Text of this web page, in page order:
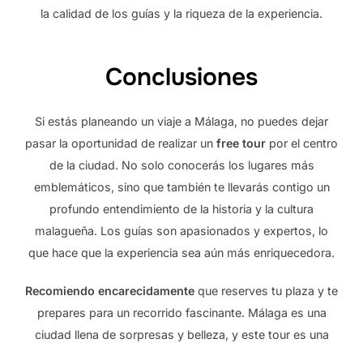
la calidad de los guías y la riqueza de la experiencia.
Conclusiones
Si estás planeando un viaje a Málaga, no puedes dejar
pasar la oportunidad de realizar un free tour por el centro
de la ciudad. No solo conocerás los lugares más
emblemáticos, sino que también te llevarás contigo un
profundo entendimiento de la historia y la cultura
malagueña. Los guías son apasionados y expertos, lo
que hace que la experiencia sea aún más enriquecedora.
Recomiendo encarecidamente que reserves tu plaza y te
prepares para un recorrido fascinante. Málaga es una
ciudad llena de sorpresas y belleza, y este tour es una